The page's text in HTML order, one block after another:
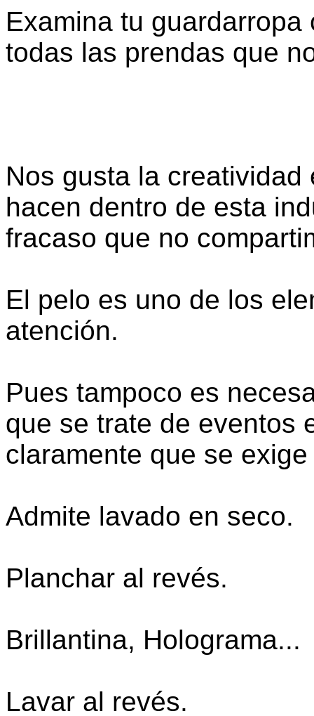
Examina tu
todas las prendas que
Nos gusta la
hacen dentro de esta
fracaso que no
El pelo es uno de los
atención.
Pues tampoco es
que se trate de eventos
claramente que se
Admite lavado en seco.
Planchar al revés.
Brillantina, Holograma...
Lavar al revés.